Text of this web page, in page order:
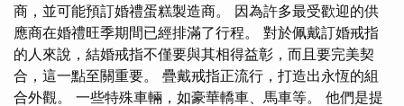
商，並可能預訂婚禮蛋糕製造商。 因為許多最受歡迎的供
應商在婚禮旺季期間已經排滿了行程。 對於佩戴訂婚戒指
的人來說，結婚戒指不僅要與其相得益彰，而且要完美契
合，這一點至關重要。 疊戴戒指正流行，打造出永恆的組
合外觀。 一些特殊車輛，如豪華轎車、馬車等。 他們是提